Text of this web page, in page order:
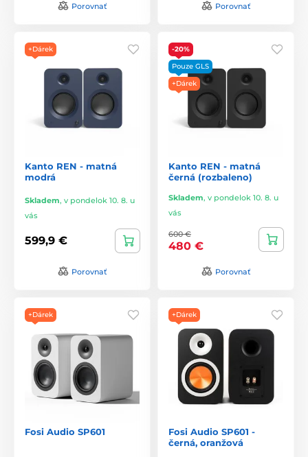
Porovnať Porovnať
+Dárek
Kanto REN - matná
modrá
Skladem, v pondelok 10. 8. u
vás
599,9 €
Porovnať
-20%
Pouze GLS
+Dárek
Kanto REN - matná
černá (rozbaleno)
Skladem, v pondelok 10. 8. u
vás
600 €
480 €
Porovnať
+Dárek
Fosi Audio SP601
+Dárek
Fosi Audio SP601 -
černá, oranžová